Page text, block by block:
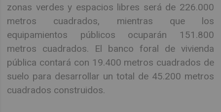
zonas verdes y espacios libres será de 226.000
metros cuadrados, mientras que los
equipamientos públicos ocuparán 151.800
metros cuadrados. El banco foral de vivienda
pública contará con 19.400 metros cuadrados de
suelo para desarrollar un total de 45.200 metros
cuadrados construidos.